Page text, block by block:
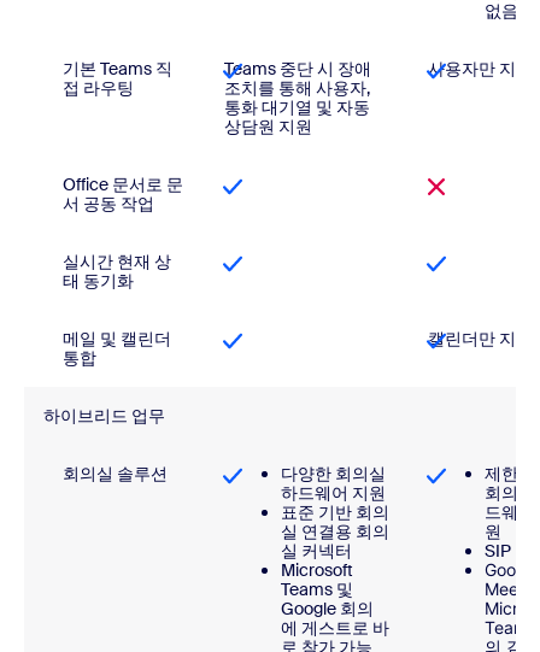
없음
기본 Teams 직
접 라우팅
Teams 중단 시 장애
조치를 통해 사용자,
통화 대기열 및 자동
상담원 지원
사용자만 지원
Office 문서로 문
서 공동 작업
실시간 현재 상
태 동기화
메일 및 캘린더
통합
캘린더만 지원
하이브리드 업무
회의실 솔루션
다양한 회의실
하드웨어 지원
표준 기반 회의
실 연결용 회의
실 커넥터
Microsoft
Teams 및
Google 회의
에 게스트로 바
로 참가 가능
제한적
회의실
드웨어
원
SIP 커
Google
Meet
Teams
의 같